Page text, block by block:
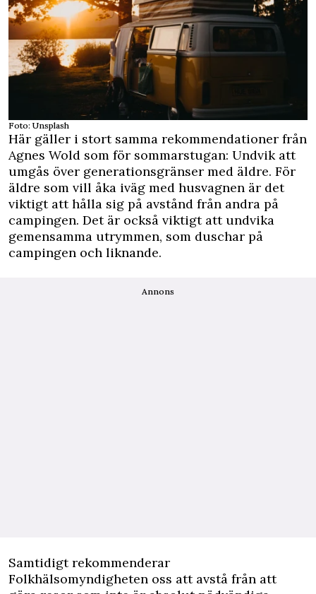
Foto: Unsplash
Här gäller i stort samma rekommendationer från
Agnes Wold som för sommarstugan: Undvik att
umgås över generationsgränser med äldre. För
äldre som vill åka iväg med husvagnen är det
viktigt att hålla sig på avstånd från andra på
campingen. Det är också viktigt att undvika
gemensamma utrymmen, som duschar på
campingen och liknande.
Annons
Samtidigt rekommenderar
Folkhälsomyndigheten oss att avstå från att